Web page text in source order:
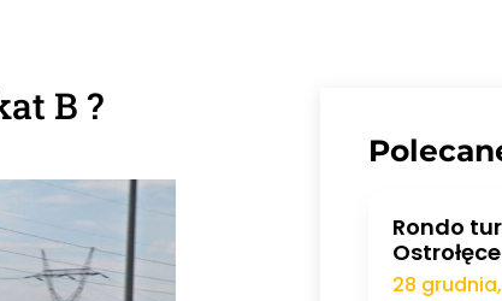
B ?
Rondo
Ostrołęce
28